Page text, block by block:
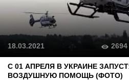
С 01 АПРЕЛЯ В УКРАИНЕ
ВОЗДУШНУЮ ПОМОЩЬ (ФОТО)
18.03.2021 2694